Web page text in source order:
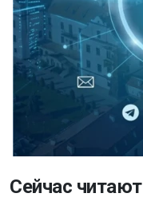
Сейчас читают